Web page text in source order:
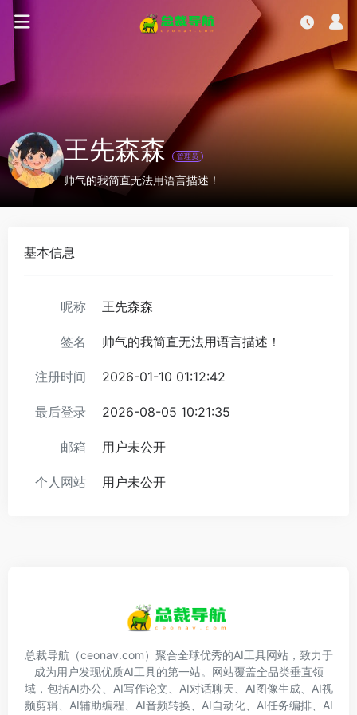
王先森森 管理员
帅气的我简直无法用语言描述！
基本信息
昵称 王先森森
签名 帅气的我简直无法用语言描述！
注册时间 2026-01-10 01:12:42
最后登录 2026-08-05 10:21:35
邮箱 用户未公开
个人网站 用户未公开
总裁导航（ceonav.com）聚合全球优秀的AI工具网站，致力于
成为用户发现优质AI工具的第一站。网站覆盖全品类垂直领
域，包括AI办公、AI写作论文、AI对话聊天、AI图像生成、AI视
频剪辑、AI辅助编程、AI音频转换、AI自动化、AI任务编排、AI